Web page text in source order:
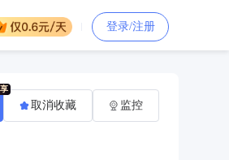
登录/注册
取消收藏 监控